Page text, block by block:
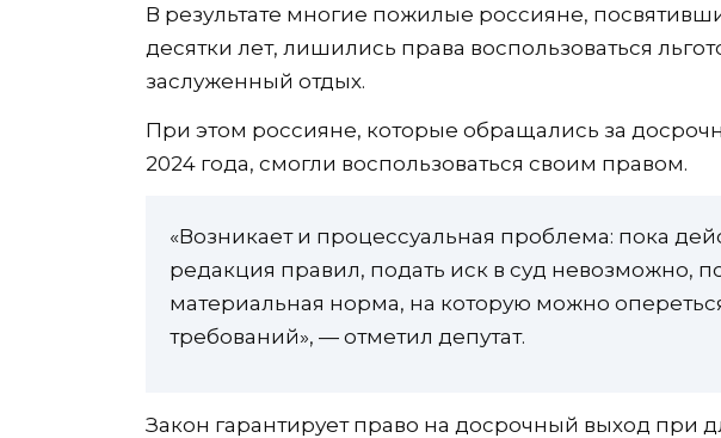
В результате многие пожилые россияне,
десятки лет, лишились права воспользоваться
заслуженный отдых.
При этом россияне, которые обращались за
2024 года, смогли воспользоваться своим правом.
«Возникает и процессуальная проблема: пока
редакция правил, подать иск в суд невозможно,
материальная норма, на которую можно
требований», — отметил депутат.
Закон гарантирует право на досрочный выход при